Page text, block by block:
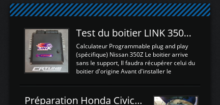
Test du boitier LINK 350Z Plugin ECU
Calculateur Programmable plug and play
(spécifique) Nissan 350Z Le boitier arrive
sans le support, Il faudra récupérer celui du
boitier d'origine Avant d'installer le
d'envoyer l'information de la large bande
Préparation Honda Civic Type R FK2